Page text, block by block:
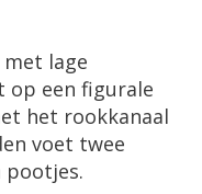
met lage
op een figurale
het rookkanaal
voet twee
pootjes.